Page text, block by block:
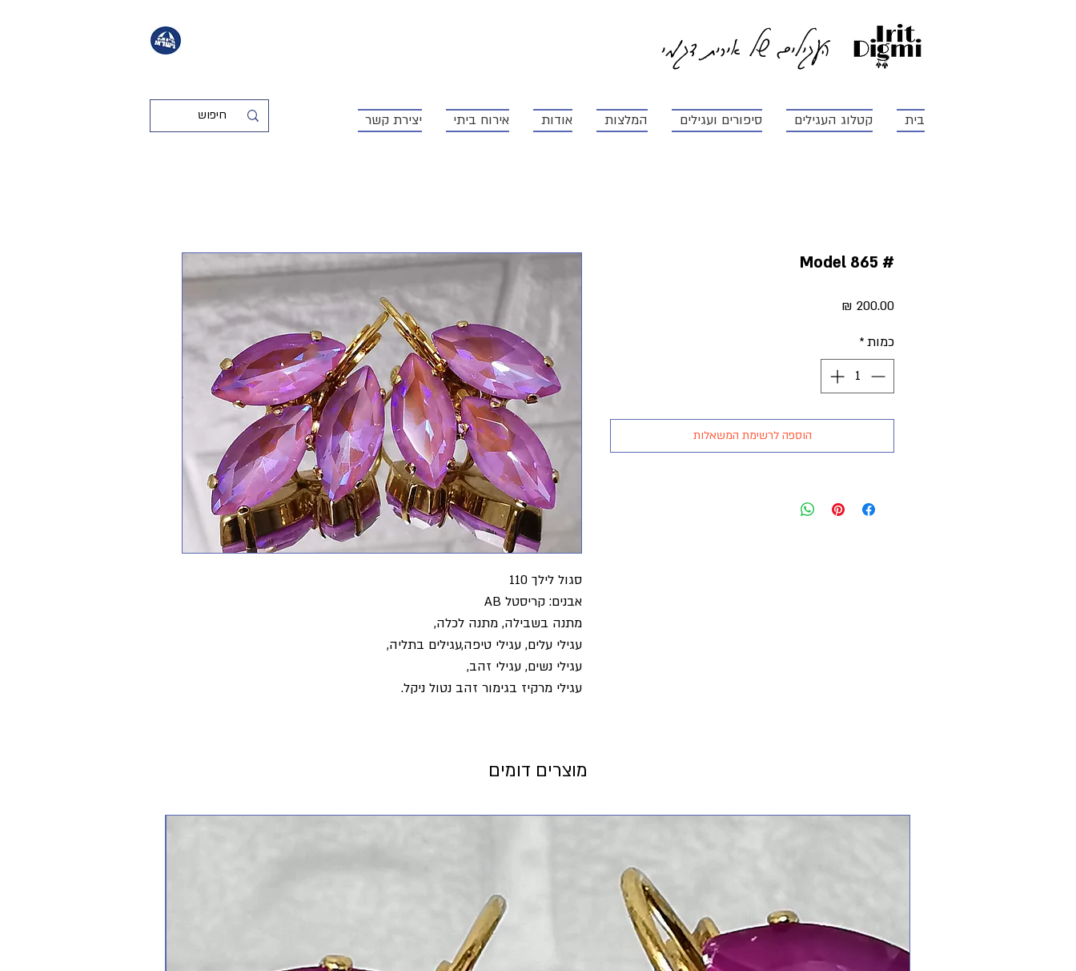
העגילים של אירית דגמי
בית קטלוג העגילים סיפורים ועגילים המלצות אודות אירוח ביתי יצירת קשר
סגול לילך 110
אבנים: קריסטל AB
מתנה בשבילה, מתנה לכלה,
עגילי עלים, עגילי טיפה,עגילים בתליה,
עגילי נשים, עגילי זהב,
עגילי מרקיז בגימור זהב נטול ניקל.
# Model 865
כמות*
הוספה לרשימת המשאלות
מוצרים דומים